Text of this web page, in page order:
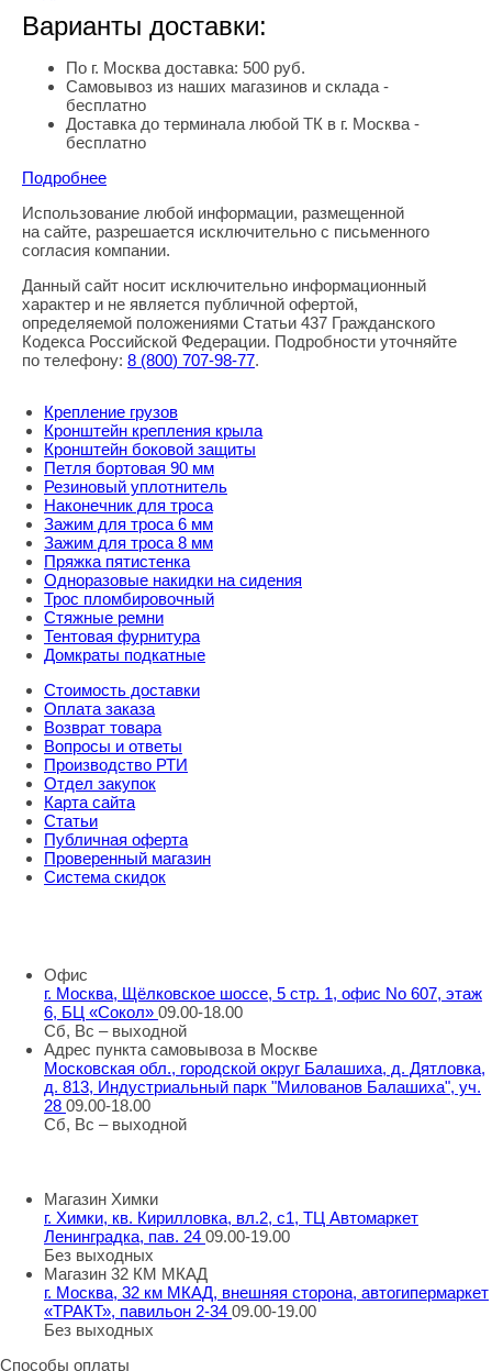
Варианты доставки:
По г. Москва доставка: 500 руб.
Самовывоз из наших магазинов и склада -
бесплатно
Доставка до терминала любой ТК в г. Москва -
бесплатно
Подробнее
Правовая информация
Использование любой информации, размещенной
на сайте, разрешается исключительно с письменного
согласия компании.
Данный сайт носит исключительно информационный
характер и не является публичной офертой,
определяемой положениями Статьи 437 Гражданского
Кодекса Российской Федерации. Подробности уточняйте
по телефону: 8 (800) 707-98-77.
Крепление грузов
Кронштейн крепления крыла
Кронштейн боковой защиты
Петля бортовая 90 мм
Резиновый уплотнитель
Наконечник для троса
Зажим для троса 6 мм
Зажим для троса 8 мм
Пряжка пятистенка
Одноразовые накидки на сидения
Трос пломбировочный
Стяжные ремни
Тентовая фурнитура
Домкраты подкатные
Стоимость доставки
Оплата заказа
Возврат товара
Вопросы и ответы
Производство РТИ
Отдел закупок
Карта сайта
Статьи
Публичная оферта
Проверенный магазин
Система скидок
Офис
г. Москва, Щёлковское шоссе, 5 стр. 1, офис No 607, этаж
6, БЦ «Сокол» 09.00-18.00
Сб, Вс – выходной
Адрес пункта самовывоза в Москве
Московская обл., городской округ Балашиха, д. Дятловка,
д. 813, Индустриальный парк "Милованов Балашиха", уч.
28 09.00-18.00
Сб, Вс – выходной
Магазин Химки
г. Химки, кв. Кирилловка, вл.2, с1, ТЦ Автомаркет
Ленинградка, пав. 24 09.00-19.00
Без выходных
Магазин 32 КМ МКАД
г. Москва, 32 км МКАД, внешняя сторона, автогипермаркет
«ТРАКТ», павильон 2-34 09.00-19.00
Без выходных
Способы оплаты